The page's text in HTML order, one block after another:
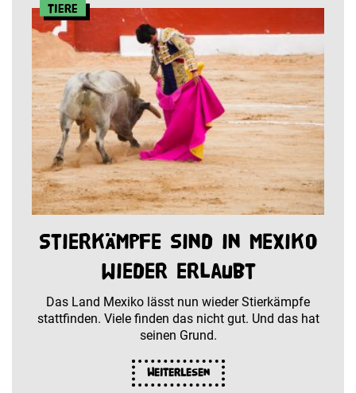
Tiere
Stierkämpfe sind in Mexiko
wieder erlaubt
Das Land Mexiko lässt nun wieder Stierkämpfe
stattfinden. Viele finden das nicht gut. Und das hat
seinen Grund.
Weiterlesen